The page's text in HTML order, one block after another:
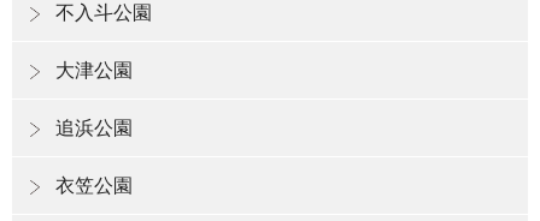
不入斗公園
大津公園
追浜公園
衣笠公園